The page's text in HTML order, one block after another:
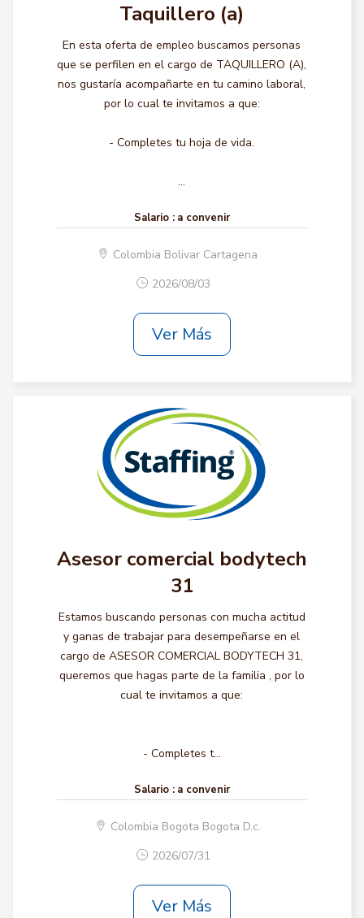
Taquillero (a)
En esta oferta de empleo buscamos personas
que se perfilen en el cargo de TAQUILLERO (A),
nos gustaría acompañarte en tu camino laboral,
por lo cual te invitamos a que:
- Completes tu hoja de vida.
...
Salario : a convenir
Colombia Bolivar Cartagena
2026/08/03
Ver Más
Asesor comercial bodytech
31
Estamos buscando personas con mucha actitud
y ganas de trabajar para desempeñarse en el
cargo de ASESOR COMERCIAL BODYTECH 31,
queremos que hagas parte de la familia , por lo
cual te invitamos a que:
- Completes t...
Salario : a convenir
Colombia Bogota Bogota D.c.
2026/07/31
Ver Más